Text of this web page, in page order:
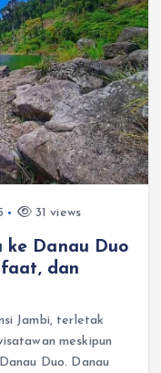
31 views
ke Danau Duo
dan
Jambi, terletak
meskipun
Duo. Danau